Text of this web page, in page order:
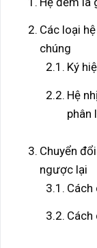
Các loại
chúng
Ký
Hệ
phân
Chuyển
ngược lại
Cách
Cách